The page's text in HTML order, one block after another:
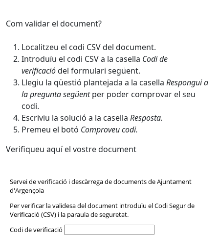
Com validar el document?
Localitzeu el codi CSV del document.
Introduïu el codi CSV a la casella Codi de
verificaciódel formulari següent.
Llegiu la qüestió plantejada a la casella Respongui a
la preguntasegüentper poder comprovar el seu
codi.
Escriviu la solució a la casella Resposta.
Premeu el botó Comproveu codi.
Verifiqueu aquí el vostre document